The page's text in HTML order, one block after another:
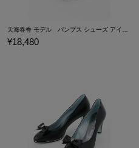
¥18,480